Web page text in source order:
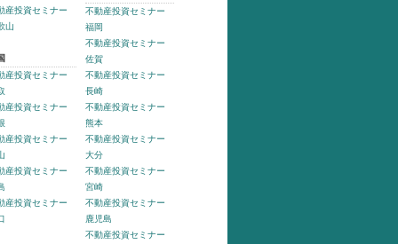
産投資セミナー
山
産投資セミナー
産投資セミナー
産投資セミナー
産投資セミナー
産投資セミナー
不動産投資セミナー
福岡
不動産投資セミナー
佐賀
不動産投資セミナー
長崎
不動産投資セミナー
熊本
不動産投資セミナー
大分
不動産投資セミナー
宮崎
不動産投資セミナー
鹿児島
不動産投資セミナー